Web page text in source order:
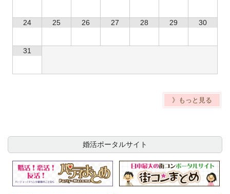
24 25 26 27 28 29 30
31
》もっと見る
婚活ポータルサイト